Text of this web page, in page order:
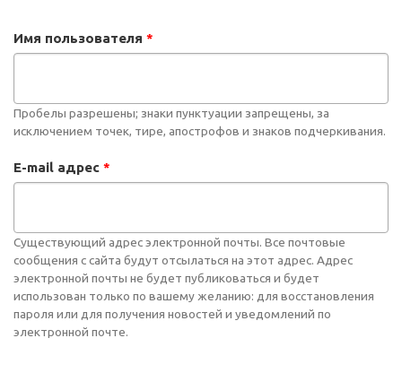
Имя пользователя *
Пробелы разрешены; знаки пунктуации запрещены, за
исключением точек, тире, апострофов и знаков подчеркивания.
E-mail адрес *
Существующий адрес электронной почты. Все почтовые
сообщения с сайта будут отсылаться на этот адрес. Адрес
электронной почты не будет публиковаться и будет
использован только по вашему желанию: для восстановления
пароля или для получения новостей и уведомлений по
электронной почте.